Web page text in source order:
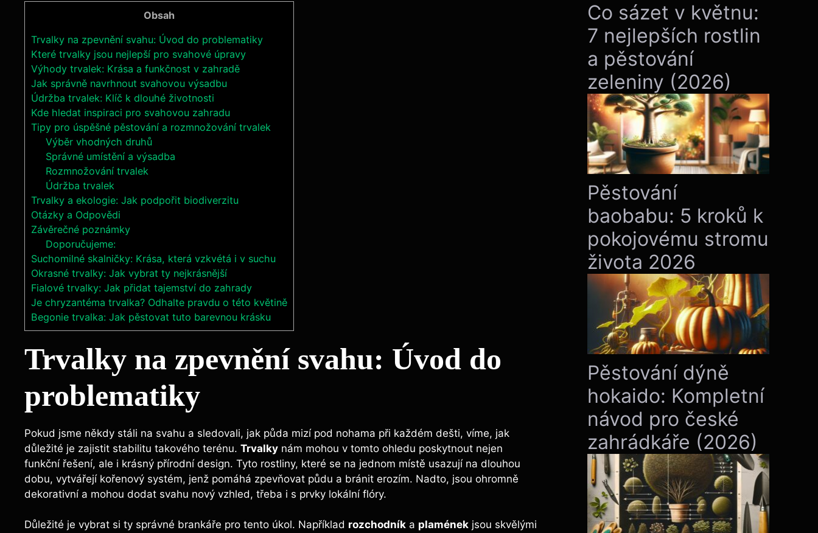
Obsah
Trvalky na zpevnění svahu: Úvod do problematiky
Které trvalky jsou nejlepší pro svahové úpravy
Výhody trvalek: Krása a funkčnost v zahradě
Jak správně navrhnout svahovou výsadbu
Údržba trvalek: Klíč k dlouhé životnosti
Kde hledat inspiraci pro svahovou zahradu
Tipy pro úspěšné pěstování a rozmnožování trvalek
Výběr vhodných druhů
Správné umístění a výsadba
Rozmnožování trvalek
Údržba trvalek
Trvalky a ekologie: Jak podpořit biodiverzitu
Otázky a Odpovědi
Závěrečné poznámky
Doporučujeme:
Suchomilné skalničky: Krása, která vzkvétá i v suchu
Okrasné trvalky: Jak vybrat ty nejkrásnější
Fialové trvalky: Jak přidat tajemství do zahrady
Je chryzantéma trvalka? Odhalte pravdu o této květině
Begonie trvalka: Jak pěstovat tuto barevnou krásku
Trvalky na zpevnění svahu: Úvod do
problematiky
Pokud jsme někdy stáli na svahu a sledovali, jak půda mizí pod nohama při každém dešti, víme, jak
důležité je zajistit stabilitu takového terénu. Trvalky nám mohou v tomto ohledu poskytnout nejen
funkční řešení, ale i krásný přírodní design. Tyto rostliny, které se na jednom místě usazují na dlouhou
dobu, vytvářejí kořenový systém, jenž pomáhá zpevňovat půdu a bránit erozím. Nadto, jsou ohromně
dekorativní a mohou dodat svahu nový vzhled, třeba i s prvky lokální flóry.
Důležité je vybrat si ty správné brankáře pro tento úkol. Například rozchodník a plamének jsou skvělými
Co sázet v květnu:
7 nejlepších rostlin
a pěstování
zeleniny (2026)
Pěstování
baobabu: 5 kroků k
pokojovému stromu
života 2026
Pěstování dýně
hokaido: Kompletní
návod pro české
zahrádkáře (2026)